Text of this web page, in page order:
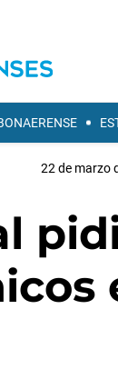
22 de marzo